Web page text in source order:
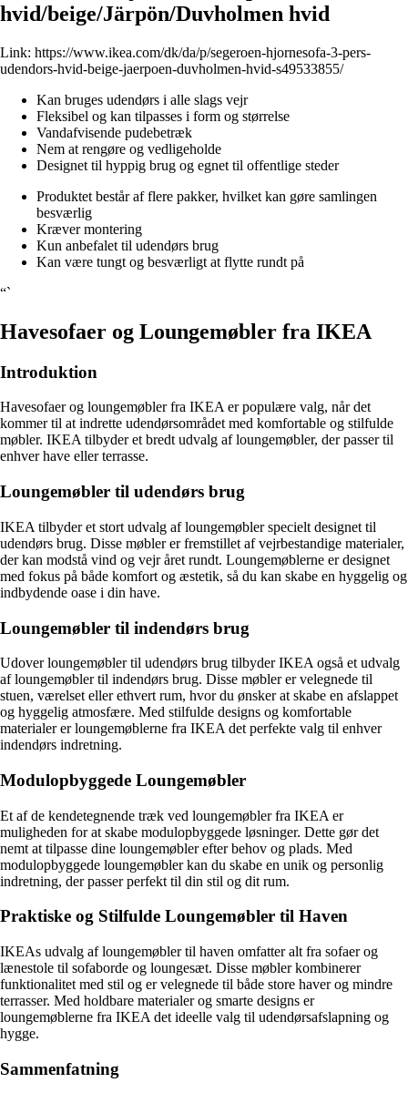
hvid/beige/Järpön/Duvholmen hvid
Link: https://www.ikea.com/dk/da/p/segeroen-hjornesofa-3-pers-
udendors-hvid-beige-jaerpoen-duvholmen-hvid-s49533855/
Kan bruges udendørs i alle slags vejr
Fleksibel og kan tilpasses i form og størrelse
Vandafvisende pudebetræk
Nem at rengøre og vedligeholde
Designet til hyppig brug og egnet til offentlige steder
Produktet består af flere pakker, hvilket kan gøre samlingen
besværlig
Kræver montering
Kun anbefalet til udendørs brug
Kan være tungt og besværligt at flytte rundt på
“`
Havesofaer og Loungemøbler fra IKEA
Introduktion
Havesofaer og loungemøbler fra IKEA er populære valg, når det
kommer til at indrette udendørsområdet med komfortable og stilfulde
møbler. IKEA tilbyder et bredt udvalg af loungemøbler, der passer til
enhver have eller terrasse.
Loungemøbler til udendørs brug
IKEA tilbyder et stort udvalg af loungemøbler specielt designet til
udendørs brug. Disse møbler er fremstillet af vejrbestandige materialer,
der kan modstå vind og vejr året rundt. Loungemøblerne er designet
med fokus på både komfort og æstetik, så du kan skabe en hyggelig og
indbydende oase i din have.
Loungemøbler til indendørs brug
Udover loungemøbler til udendørs brug tilbyder IKEA også et udvalg
af loungemøbler til indendørs brug. Disse møbler er velegnede til
stuen, værelset eller ethvert rum, hvor du ønsker at skabe en afslappet
og hyggelig atmosfære. Med stilfulde designs og komfortable
materialer er loungemøblerne fra IKEA det perfekte valg til enhver
indendørs indretning.
Modulopbyggede Loungemøbler
Et af de kendetegnende træk ved loungemøbler fra IKEA er
muligheden for at skabe modulopbyggede løsninger. Dette gør det
nemt at tilpasse dine loungemøbler efter behov og plads. Med
modulopbyggede loungemøbler kan du skabe en unik og personlig
indretning, der passer perfekt til din stil og dit rum.
Praktiske og Stilfulde Loungemøbler til Haven
IKEAs udvalg af loungemøbler til haven omfatter alt fra sofaer og
lænestole til sofaborde og loungesæt. Disse møbler kombinerer
funktionalitet med stil og er velegnede til både store haver og mindre
terrasser. Med holdbare materialer og smarte designs er
loungemøblerne fra IKEA det ideelle valg til udendørsafslapning og
hygge.
Sammenfatning